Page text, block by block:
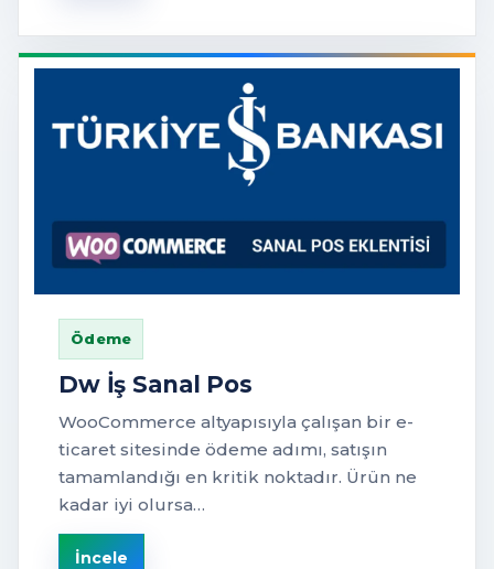
Ödeme
Dw İş Sanal Pos
WooCommerce altyapısıyla çalışan bir e-
ticaret sitesinde ödeme adımı, satışın
tamamlandığı en kritik noktadır. Ürün ne
kadar iyi olursa…
İncele